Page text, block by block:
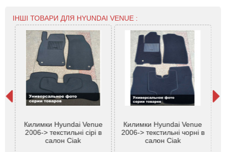
ІНШІ ТОВАРИ ДЛЯ HYUNDAI VENUE :
Килимки Hyundai Venue
2006-> текстильні сірі в
салон Ciak
Килимки Hyundai Venue
2006-> текстильні чорні в
салон Ciak